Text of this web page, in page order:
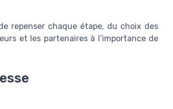
repenser chaque étape, du choix des
et les partenaires à l’importance de